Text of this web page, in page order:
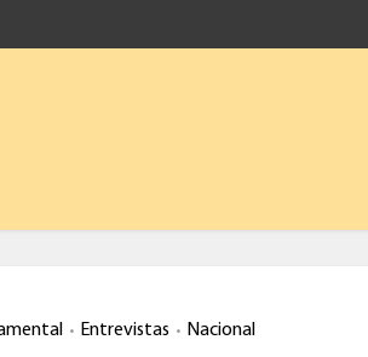
• Entrevistas • Nacional